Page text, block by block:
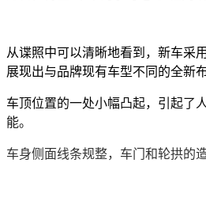
从谍照中可以清晰地看到，新车采
展现出与品牌现有车型不同的全新
车顶位置的一处小幅凸起，引起了
能。
车身侧面线条规整，车门和轮拱的